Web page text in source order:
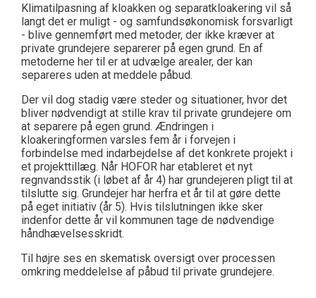
Klimatilpasning af kloakken og separatkloakering vil så
langt det er muligt - og samfundsøkonomisk forsvarligt
- blive gennemført med metoder, der ikke kræver at
private grundejere separerer på egen grund. En af
metoderne her til er at udvælge arealer, der kan
separeres uden at meddele påbud.
Der vil dog stadig være steder og situationer, hvor det
bliver nødvendigt at stille krav til private grundejere om
at separere på egen grund. Ændringen i
kloakeringformen varsles fem år i forvejen i
forbindelse med indarbejdelse af det konkrete projekt i
et projekttillæg. Når HOFOR har etableret et nyt
regnvandsstik (i løbet af år 4) har grundejeren pligt til at
tilslutte sig. Grundejer har herfra et år til at gøre dette
på eget initiativ (år 5). Hvis tilslutningen ikke sker
indenfor dette år vil kommunen tage de nødvendige
håndhævelsesskridt.
Til højre ses en skematisk oversigt over processen
omkring meddelelse af påbud til private grundejere.